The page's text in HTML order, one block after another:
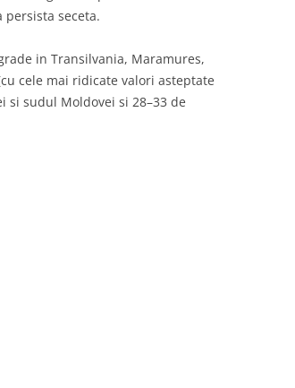
seceta.
in Transilvania, Maramures,
cele mai ridicate valori asteptate
si sudul Moldovei si 28–33 de